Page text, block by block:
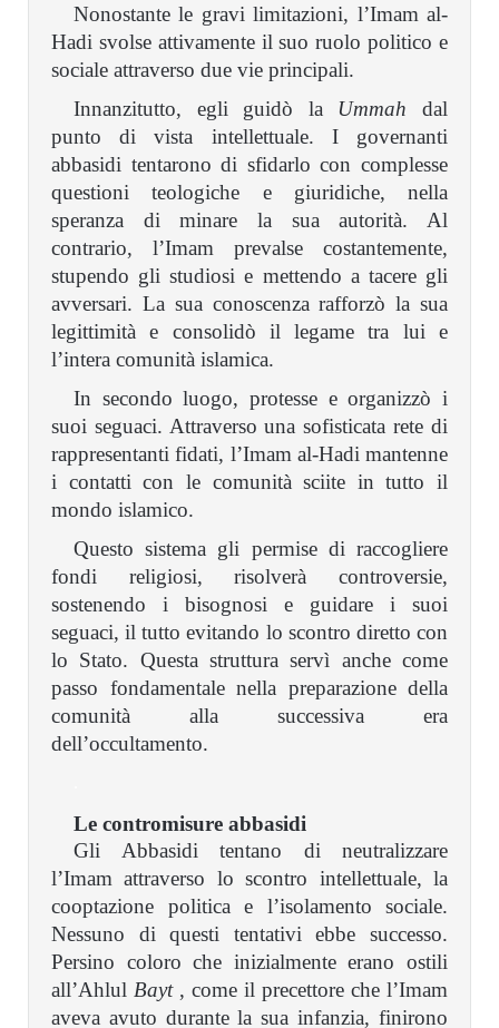
Nonostante le gravi limitazioni, l’Imam al-
Hadi svolse attivamente il suo ruolo politico e
sociale attraverso due vie principali.
Innanzitutto, egli guidò la Ummah dal
punto di vista intellettuale. I governanti
abbasidi tentarono di sfidarlo con complesse
questioni teologiche e giuridiche, nella
speranza di minare la sua autorità. Al
contrario, l’Imam prevalse costantemente,
stupendo gli studiosi e mettendo a tacere gli
avversari. La sua conoscenza rafforzò la sua
legittimità e consolidò il legame tra lui e
l’intera comunità islamica.
In secondo luogo, protesse e organizzò i
suoi seguaci. Attraverso una sofisticata rete di
rappresentanti fidati, l’Imam al-Hadi mantenne
i contatti con le comunità sciite in tutto il
mondo islamico.
Questo sistema gli permise di raccogliere
fondi religiosi, risolverà controversie,
sostenendo i bisognosi e guidare i suoi
seguaci, il tutto evitando lo scontro diretto con
lo Stato. Questa struttura servì anche come
passo fondamentale nella preparazione della
comunità alla successiva era
dell’occultamento.
Le contromisure abbasidi
Gli Abbasidi tentano di neutralizzare
l’Imam attraverso lo scontro intellettuale, la
cooptazione politica e l’isolamento sociale.
Nessuno di questi tentativi ebbe successo.
Persino coloro che inizialmente erano ostili
all’Ahlul Bayt, come il precettore che l’Imam
aveva avuto durante la sua infanzia, finirono